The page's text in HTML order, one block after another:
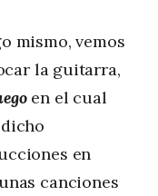
mismo, vemos
la guitarra,
en el cual
en
canciones